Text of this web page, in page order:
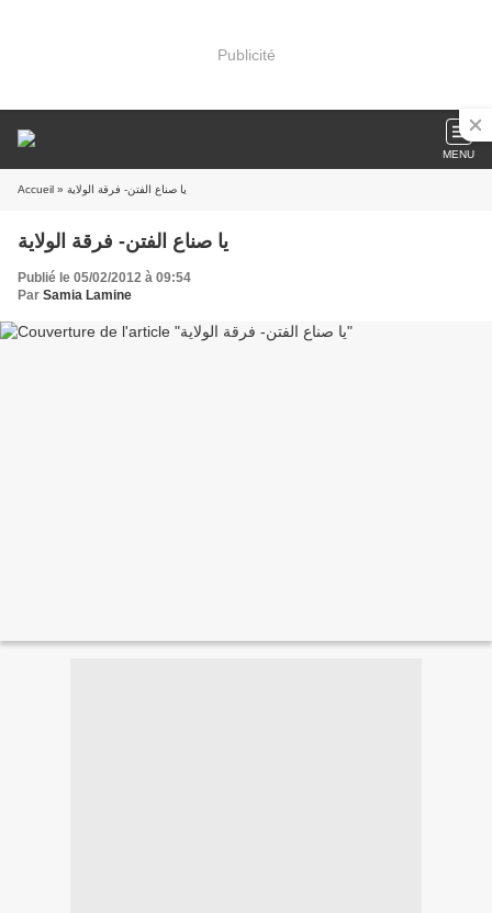
Publicité
MENU
Accueil » يا صناع الفتن- فرقة الولاية
يا صناع الفتن- فرقة الولاية
Publié le 05/02/2012 à 09:54
Par Samia Lamine